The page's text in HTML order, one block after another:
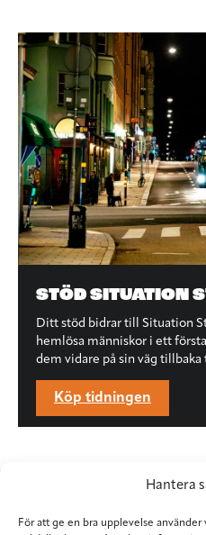
Hantera
För att ge en bra upplevelse
STÖD SITUATION
Ditt stöd bidrar till Situation
hemlösa människor i ett
dem vidare på sin väg
Köp tidningen